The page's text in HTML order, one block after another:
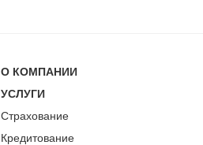
О КОМПАНИИ
УСЛУГИ
Страхование
Кредитование